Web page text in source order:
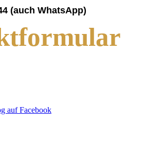
(auch WhatsApp)
auf Facebook